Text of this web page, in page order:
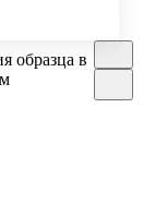
образца в